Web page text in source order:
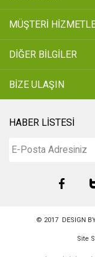
MÜŞTERİ
DİĞER BİLGİLER
BİZE ULAŞIN
HABER LİSTESİ
© 2017 DESIGN
Site